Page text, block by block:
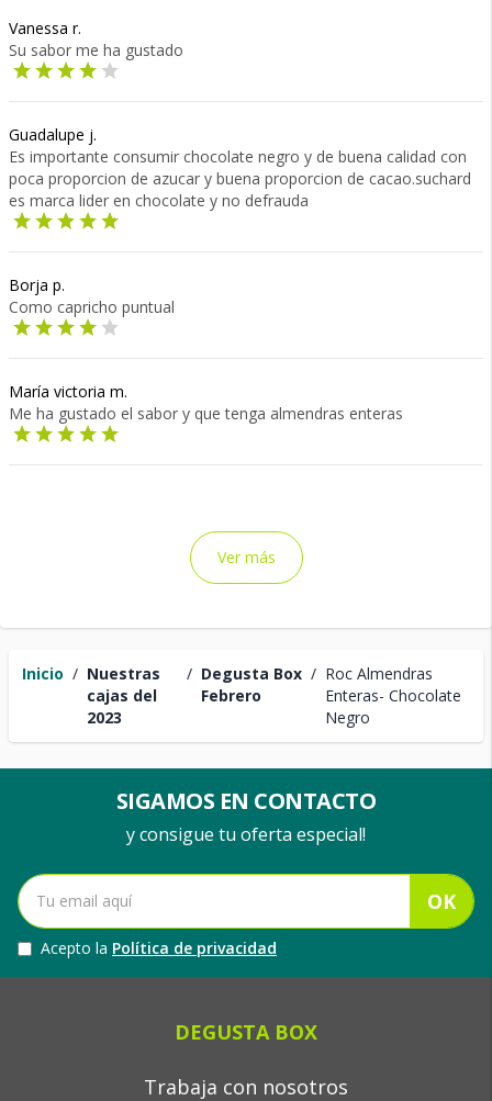
Inicio / Nuestras
cajas del
2023
/ Degusta Box
Febrero
/ Roc Almendras
Enteras- Chocolate
Negro
Vanessa r.
Su sabor me ha gustado
Guadalupe j.
Es importante consumir chocolate negro y de buena calidad con
poca proporcion de azucar y buena proporcion de cacao.suchard
es marca lider en chocolate y no defrauda
Borja p.
Como capricho puntual
María victoria m.
Me ha gustado el sabor y que tenga almendras enteras
Ver más
SIGAMOS EN CONTACTO
y consigue tu oferta especial!
OK
Acepto la Política de privacidad
DEGUSTA BOX
Trabaja con nosotros